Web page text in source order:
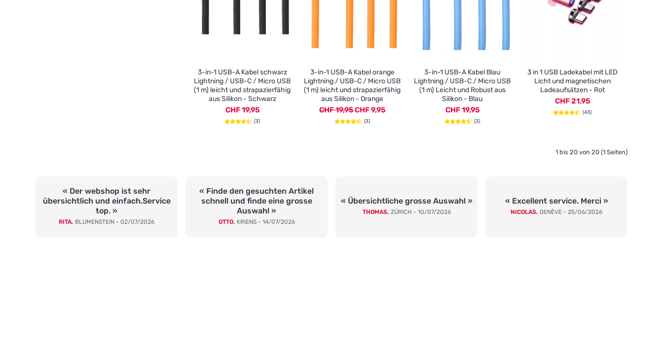
3-in-1 USB-A Kabel schwarz
Lightning / USB-C / Micro USB
(1 m) leicht und strapazierfähig
aus Silikon - Schwarz
CHF 19,95
(3)
3-in-1 USB-A Kabel orange
Lightning / USB-C / Micro USB
(1 m) leicht und strapazierfähig
aus Silikon - Orange
CHF 19,95CHF 9,95
(3)
3-in-1 USB-A Kabel Blau
Lightning / USB-C / Micro USB
(1 m) Leicht und Robust aus
Silikon - Blau
CHF 19,95
(3)
3 in 1 USB Ladekabel mit LED
Licht und magnetischen
Ladeaufsätzen - Rot
CHF 21,95
(43)
1 bis 20 von 20 (1 Seiten)
« Der webshop ist sehr
übersichtlich und einfach.Service
top. »
RITA, BLUMENSTEIN - 02/07/2026
« Finde den gesuchten Artikel
schnell und finde eine grosse
Auswahl »
OTTO, KRIENS - 14/07/2026
« Übersichtliche grosse Auswahl »
THOMAS, ZÜRICH - 10/07/2026
« Excellent service. Merci »
NICOLAS, GENÈVE - 25/06/2026